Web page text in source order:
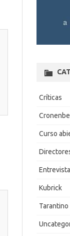
Críticas
Curso
Kubrick
Tarantino